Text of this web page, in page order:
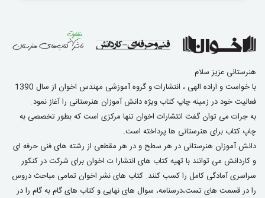
هنرستانی عزیز سلام
با خواست و اراده الهی ، انتشارات و گروه آموزشی مهندس اخوان از سال 1390
فعالیت خود در زمینه چاپ کتاب ویژه دانش آموزان هنرستانی را آغاز نمود.
به جرات می توان گفت انتشارات اخوان تنها مرکزی است که بطور تخصصی به
چاپ کتاب برای هنرستانی ها پرداخته است.
دانش آموزان هنرستانی در هر سطح و در هر مقطعی از رشته های فنی حرفه ای
و کاردانش می توانند با تهیه کتاب های انتشارا ت اخوان برای شرکت در کنکور
سراسری آمادگی کامل را کسب کنند. کتاب های نشر اخوان تمامی مباحث دروس
را در قسمت های تست،درسنامه، سوال های نهایی و کتاب های گام به گام را در